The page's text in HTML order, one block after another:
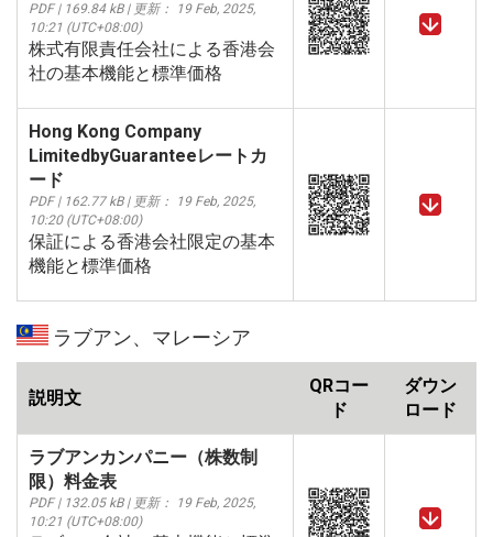
PDF | 169.84 kB | 更新： 19 Feb, 2025,
10:21 (UTC+08:00)
株式有限責任会社による香港会
社の基本機能と標準価格
Hong Kong Company
LimitedbyGuaranteeレートカ
ード
PDF | 162.77 kB | 更新： 19 Feb, 2025,
10:20 (UTC+08:00)
保証による香港会社限定の基本
機能と標準価格
ラブアン、マレーシア
説明文
QRコー
ド
ダウン
ロード
ラブアンカンパニー（株数制
限）料金表
PDF | 132.05 kB | 更新： 19 Feb, 2025,
10:21 (UTC+08:00)